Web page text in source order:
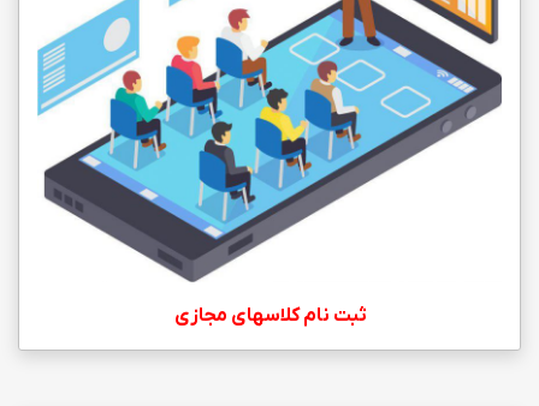
ثبت نام کلاسهای مجازی